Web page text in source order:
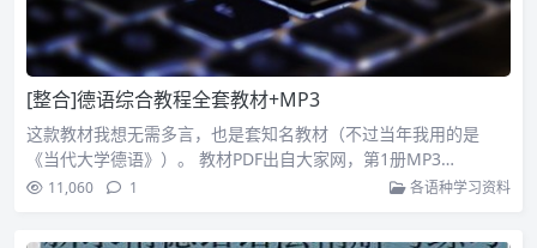
[整合]德语综合教程全套教材+MP3
这款教材我想无需多言，也是套知名教材（不过当年我用的是
《当代大学德语》）。 教材PDF出自大家网，第1册MP3…
11,060 1 各语种学习资料